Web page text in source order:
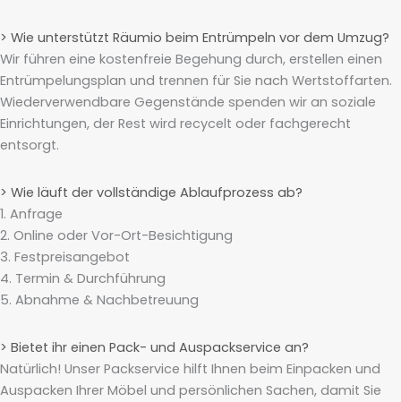
> Wie unterstützt Räumio beim Entrümpeln vor dem Umzug?
Wir führen eine kostenfreie Begehung durch, erstellen einen
Entrümpelungsplan und trennen für Sie nach Wertstoffarten.
Wiederverwendbare Gegenstände spenden wir an soziale
Einrichtungen, der Rest wird recycelt oder fachgerecht
entsorgt.
> Wie läuft der vollständige Ablaufprozess ab?
1. Anfrage
2. Online oder Vor-Ort-Besichtigung
3. Festpreisangebot
4. Termin & Durchführung
5. Abnahme & Nachbetreuung
> Bietet ihr einen Pack- und Auspackservice an?
Natürlich! Unser Packservice hilft Ihnen beim Einpacken und
Auspacken Ihrer Möbel und persönlichen Sachen, damit Sie